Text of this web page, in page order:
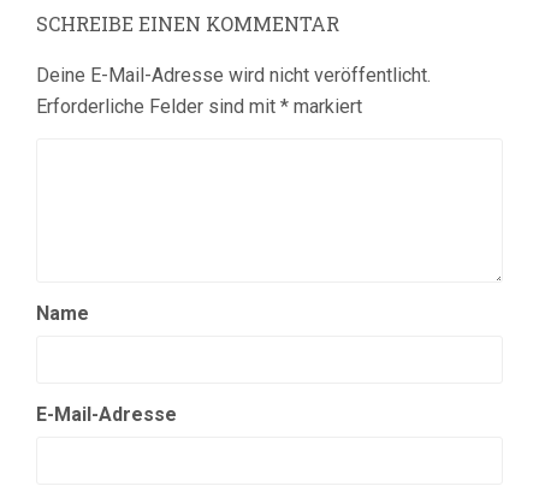
SCHREIBE EINEN KOMMENTAR
Deine E-Mail-Adresse wird nicht veröffentlicht.
Erforderliche Felder sind mit * markiert
Name
E-Mail-Adresse